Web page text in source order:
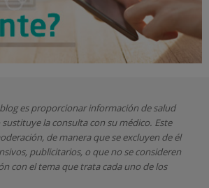
es proporcionar información de salud
la consulta con su médico. Este
de manera que se excluyen de él
publicitarios, o que no se consideren
con el tema que trata cada uno de los